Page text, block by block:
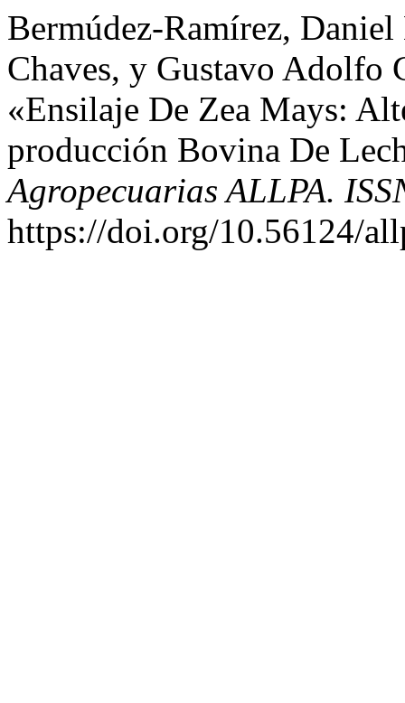
Bermúdez-Ramírez,
Chaves, y Gustavo Adolfo
«Ensilaje De Zea Mays:
producción Bovina De
Agropecuarias ALLPA.
https://doi.org/10.56124/